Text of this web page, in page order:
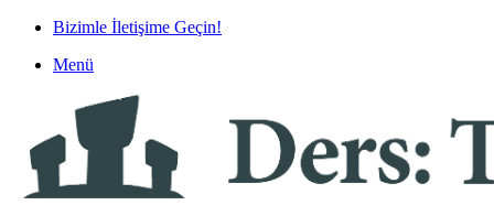
Bizimle İletişime Geçin!
Menü